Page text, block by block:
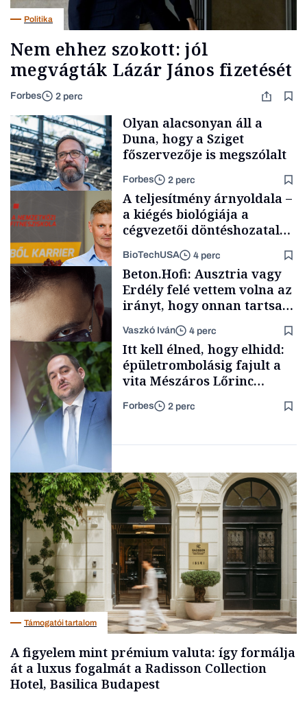
Politika
Nem ehhez szokott: jól
megvágták Lázár János fizetését
Forbes 2 perc
Társadalom
Olyan alacsonyan áll a
Duna, hogy a Sziget
főszervezője is megszólalt
Forbes 2 perc
Content Lab HUB
A teljesítmény árnyoldala –
a kiégés biológiája a
cégvezetői döntéshozatal
BioTechUSA 4 perc
Forbes-sztori
Beton.Hofi: Ausztria vagy
Erdély felé vettem volna az
irányt, hogy onnan tartsam
lélegeztetőgépen a magyar
zenét
Vaszkó Iván 4 perc
Magyar cégek
Itt kell élned, hogy elhidd:
épületrombolásig fajult a
vita Mészáros Lőrinc
bizalmasának cégével, most
bíróság előtt az ügy
Forbes 2 perc
Támogatói tartalom
A figyelem mint prémium valuta: így formálja
át a luxus fogalmát a Radisson Collection
Hotel, Basilica Budapest